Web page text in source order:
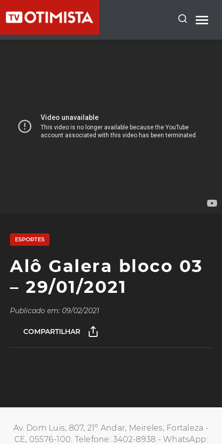
ESPORTES
Alô Galera bloco 03
– 29/01/2021
Publicado em: 09/02/2021
COMPARTILHAR
Av. Dom Luis, 807, 21º Andar, Meireles, Fortaleza -
CE, 05576-100. Telefone: 3402-8938 - WhatsApp: